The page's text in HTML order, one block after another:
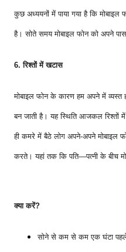
कुछ अध्ययनों में पाया गया है कि
है। सोते समय मोबाइल फोन को अपने
6. रिश्तों में खटास
मोबाइल फोन के कारण हम अपने में व्यस्त
बन जाती है। यह स्थिति आजकल रिश्तों
ही कमरे में बैठे लोग अपने-अपने मोबाइल
करते। यहां तक कि पति—पत्नी के बीच
क्या करें?
सोने से कम से कम एक घंटा पहले